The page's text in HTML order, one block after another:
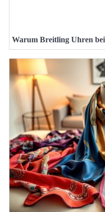
Warum Breitling Uhren